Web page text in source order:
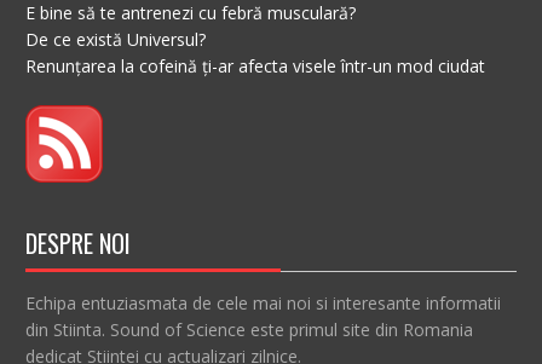
E bine să te antrenezi cu febră musculară?
De ce există Universul?
Renunțarea la cofeină ți-ar afecta visele într-un mod ciudat
DESPRE NOI
Echipa entuziasmata de cele mai noi si interesante informatii
din Stiinta. Sound of Science este primul site din Romania
dedicat Stiintei cu actualizari zilnice.